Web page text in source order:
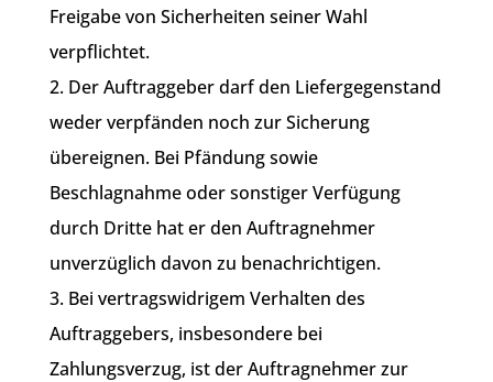
Freigabe von Sicherheiten seiner Wahl
verpflichtet.
2. Der Auftraggeber darf den Liefergegenstand
weder verpfänden noch zur Sicherung
übereignen. Bei Pfändung sowie
Beschlagnahme oder sonstiger Verfügung
durch Dritte hat er den Auftragnehmer
unverzüglich davon zu benachrichtigen.
3. Bei vertragswidrigem Verhalten des
Auftraggebers, insbesondere bei
Zahlungsverzug, ist der Auftragnehmer zur